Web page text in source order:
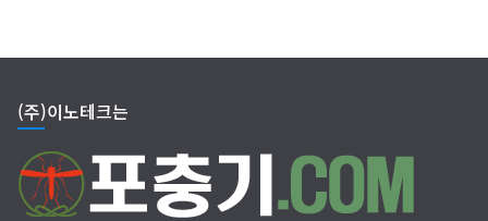
(주)이노테크는